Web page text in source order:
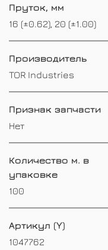
Пруток, мм
16 (±0.62), 20 (±1.00)
Производитель
TOR Industries
Признак запчасти
Нет
Количество м. в
упаковке
100
Артикул (Y)
1047762